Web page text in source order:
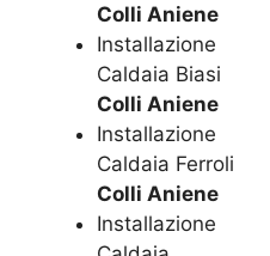
Colli Aniene
Installazione
Caldaia Biasi
Colli Aniene
Installazione
Caldaia Ferroli
Colli Aniene
Installazione